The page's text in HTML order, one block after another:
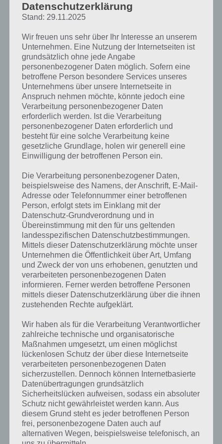
Hosentasche
Screenshot der Media
Markt App
Markt App besteht darin den
gesamten Online Shop auch in der
App abzubilden. Über einen
Produktscanner ist es zudem
möglich sich weitere Informationen
zum Produkt anzusehen. Dazu
öffnet man die App und scannt den
Code vom Produkt. In der App
werden weitere Produktdetails und
Kundenbewertungen aufgezeigt.
Zudem findet man per Lokalisierung
auch den nächsten Media Markt. Für
Android ist die App allerdings nur für
Smartphones optimiert, Tablets ab 7
Zoll noch nicht, wobei diese dann die
normale Website verwenden
können.
Einkaufen im Onlineshop
Wie erwähnt ist in der App das gesamte Sortiment (oder ein Großteil
davon) in der Media Markt App zu finden. Diesen kann man nun
auch von unterwegs auf seinem Smartphone aufrufen und aktuelle
Angebote ansehen.
und die Produkte ansehen. Da weiterhin ein Login mit dem Account
möglich ist, kann das Produkt dann auch sogleich bestellt werden.
Eine weitere Möglichkeit besteht darin dieses Produkt im nächsten
Media Markt abzuholen. Natürlich ist auch eine Beratung vor Ort
möglich. Dank eines Merkzettels kann das Produkt dann einfach
aufgerufen werden.
Eine Suchfunktion wäre hingegen noch besser, um nicht die ganzen
Kategorien durchzuklicken. Eine solche haben wir in der iOS App
nicht auf Anhieb finden können.
Datenschutzerklärung
Stand: 29.11.2025
Wir freuen uns sehr über Ihr Interesse an unserem
Unternehmen. Eine Nutzung der Internetseiten ist
grundsätzlich ohne jede Angabe
personenbezogener Daten möglich. Sofern eine
betroffene Person besondere Services unseres
Unternehmens über unsere Internetseite in
Anspruch nehmen möchte, könnte jedoch eine
Verarbeitung personenbezogener Daten
erforderlich werden. Ist die Verarbeitung
personenbezogener Daten erforderlich und
besteht für eine solche Verarbeitung keine
gesetzliche Grundlage, holen wir generell eine
Einwilligung der betroffenen Person ein.
Die Verarbeitung personenbezogener Daten,
beispielsweise des Namens, der Anschrift, E-Mail-
Adresse oder Telefonnummer einer betroffenen
Person, erfolgt stets im Einklang mit der
Datenschutz-Grundverordnung und in
Übereinstimmung mit den für uns geltenden
landesspezifischen Datenschutzbestimmungen.
Mittels dieser Datenschutzerklärung möchte unser
Unternehmen die Öffentlichkeit über Art, Umfang
und Zweck der von uns erhobenen, genutzten und
verarbeiteten personenbezogenen Daten
informieren. Ferner werden betroffene Personen
mittels dieser Datenschutzerklärung über die ihnen
zustehenden Rechte aufgeklärt.
Wir haben als für die Verarbeitung Verantwortlicher
zahlreiche technische und organisatorische
Maßnahmen umgesetzt, um einen möglichst
lückenlosen Schutz der über diese Internetseite
verarbeiteten personenbezogenen Daten
sicherzustellen. Dennoch können Internetbasierte
Datenübertragungen grundsätzlich
Sicherheitslücken aufweisen, sodass ein absoluter
Schutz nicht gewährleistet werden kann. Aus
diesem Grund steht es jeder betroffenen Person
frei, personenbezogene Daten auch auf
alternativen Wegen, beispielsweise telefonisch, an